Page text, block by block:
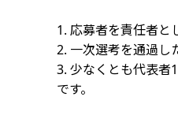
1. 応募者を責任者と
2. 一次選考を通過し
3. 少なくとも代表者
です。